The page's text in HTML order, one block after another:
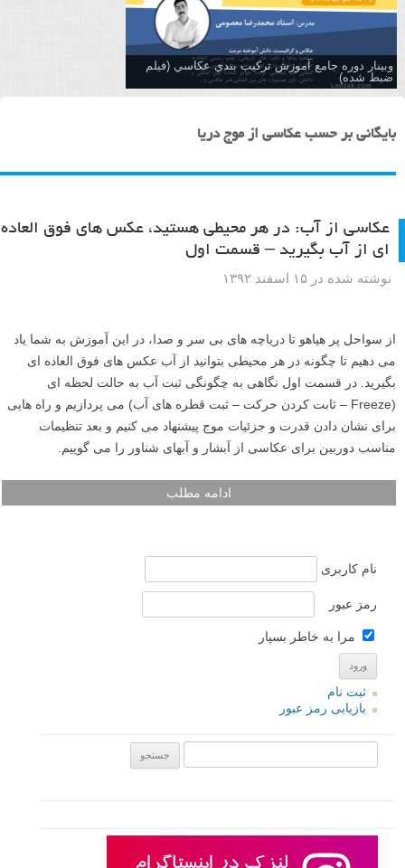
وبینار دوره جامع آموزش تركيب بندي عكاسي (فیلم
ضبط شده)
بایگانی بر حسب عکاسی از موج دریا
عکاسی از آب: در هر محیطی هستید، عکس های فوق العاده
ای از آب بگیرید – قسمت اول
نوشته شده در ۱۵ اسفند ۱۳۹۲
از سواحل پر هیاهو تا دریاچه های بی سر و صدا، در این آموزش به شما یاد
می دهیم تا چگونه در هر محیطی بتوانید از آب عکس های فوق العاده ای
بگیرید. در قسمت اول نگاهی به چگونگی ثبت آب به حالت لحظه ای
(Freeze – ثابت کردن حرکت – ثبت قطره های آب) می پردازیم و راه هایی
برای نشان دادن قدرت و جزئیات موج پیشنهاد می کنیم و بعد تنظیمات
مناسب دوربین برای عکاسی از آبشار و آبهای شناور را می گوییم.
ادامه مطلب
نام کاربری
رمز عبور
مرا به خاطر بسپار
ثبت نام
بازیابی رمز عبور